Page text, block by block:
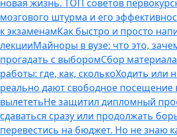
новая жизнь. ТОП советов
мозгового штурма и его
к экзаменамКак быстро и просто
лекцииМайноры в вузе: что это,
прогадать с выборомСбор
работы: где, как, сколькоХодить или
реально дают свободное посещение
вылететьНе защитил дипломный
сдаваться сразу или продолжать
перевестись на бюджет. Но не знаю